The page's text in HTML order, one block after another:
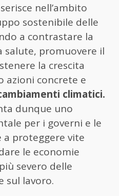
nell’ambito
sostenibile delle
a contrastare la
salute, promuovere il
la crescita
azioni concrete e
climatici.
dunque uno
per i governi e le
proteggere vite
le economie
severo delle
sul lavoro.